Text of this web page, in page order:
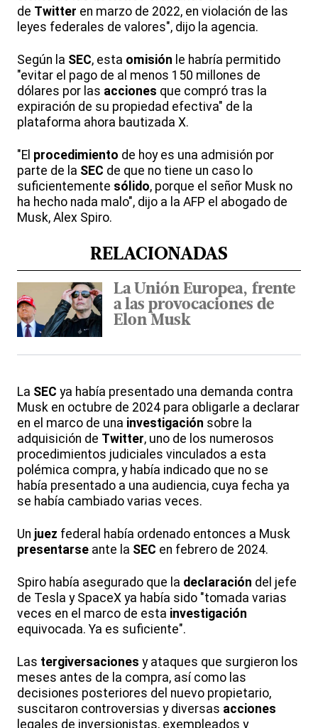
de Twitter en marzo de 2022, en violación de las
leyes federales de valores", dijo la agencia.
Según la SEC, esta omisión le habría permitido
"evitar el pago de al menos 150 millones de
dólares por las acciones que compró tras la
expiración de su propiedad efectiva" de la
plataforma ahora bautizada X.
"El procedimiento de hoy es una admisión por
parte de la SEC de que no tiene un caso lo
suficientemente sólido, porque el señor Musk no
ha hecho nada malo", dijo a la AFP el abogado de
Musk, Alex Spiro.
RELACIONADAS
La Unión Europea, frente
a las provocaciones de
Elon Musk
La SEC ya había presentado una demanda contra
Musk en octubre de 2024 para obligarle a declarar
en el marco de una investigación sobre la
adquisición de Twitter, uno de los numerosos
procedimientos judiciales vinculados a esta
polémica compra, y había indicado que no se
había presentado a una audiencia, cuya fecha ya
se había cambiado varias veces.
Un juez federal había ordenado entonces a Musk
presentarse ante la SEC en febrero de 2024.
Spiro había asegurado que la declaración del jefe
de Tesla y SpaceX ya había sido "tomada varias
veces en el marco de esta investigación
equivocada. Ya es suficiente".
Las tergiversaciones y ataques que surgieron los
meses antes de la compra, así como las
decisiones posteriores del nuevo propietario,
suscitaron controversias y diversas acciones
legales de inversionistas, exempleados y